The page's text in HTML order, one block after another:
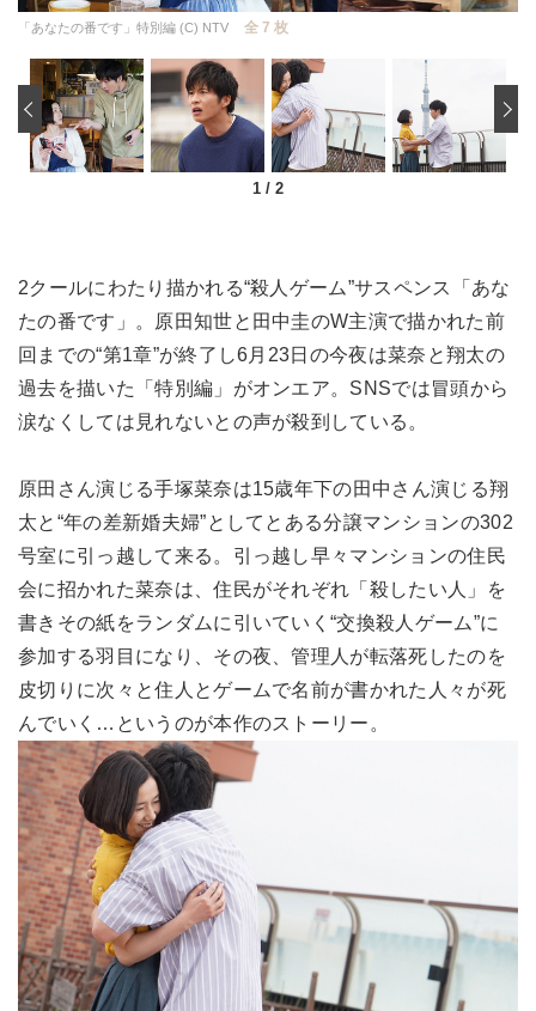
「あなたの番です」特別編 (C) NTV 全 7 枚
1 / 2
‹
2クールにわたり描かれる“殺人ゲーム”サスペンス「あな
たの番です」。原田知世と田中圭のW主演で描かれた前
回までの“第1章”が終了し6月23日の今夜は菜奈と翔太の
過去を描いた「特別編」がオンエア。SNSでは冒頭から
涙なくしては見れないとの声が殺到している。
原田さん演じる手塚菜奈は15歳年下の田中さん演じる翔
太と“年の差新婚夫婦”としてとある分譲マンションの302
号室に引っ越して来る。引っ越し早々マンションの住民
会に招かれた菜奈は、住民がそれぞれ「殺したい人」を
書きその紙をランダムに引いていく“交換殺人ゲーム”に
参加する羽目になり、その夜、管理人が転落死したのを
皮切りに次々と住人とゲームで名前が書かれた人々が死
んでいく…というのが本作のストーリー。